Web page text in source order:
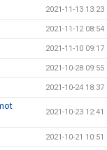
2021-11-13 13:23
2021-11-12 08:54
2021-11-10 09:17
2021-10-28 09:55
2021-10-24 18:37
2021-10-23 12:41
2021-10-21 10:51